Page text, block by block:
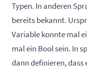
Typen. In anderen
bereits bekannt.
Variable konnte mal
mal ein Bool sein. In
dann definieren, dass